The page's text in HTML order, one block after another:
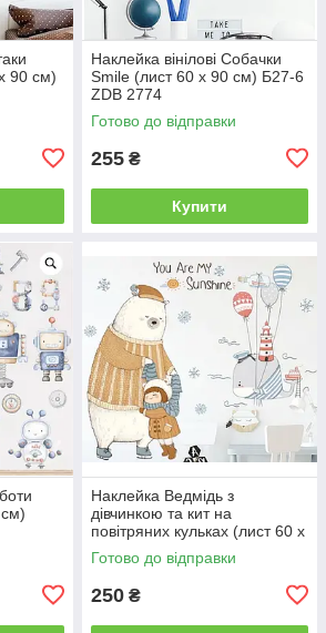
90 см)
Наклейка вінілові Собачки
Smile (лист 60 х 90 см) Б27-6
ZDB 2774
Готово до відправки
255 ₴
Купити
Наклейка Ведмідь з
дівчинкою та кит на
повітряних кульках (лист 60 х
85 см) Б146-22 ZDB-2515
Готово до відправки
250 ₴